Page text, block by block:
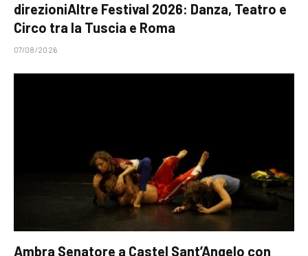
direzioniAltre Festival 2026: Danza, Teatro e
Circo tra la Tuscia e Roma
07/08/2026
Ambra Senatore a Castel Sant’Angelo con